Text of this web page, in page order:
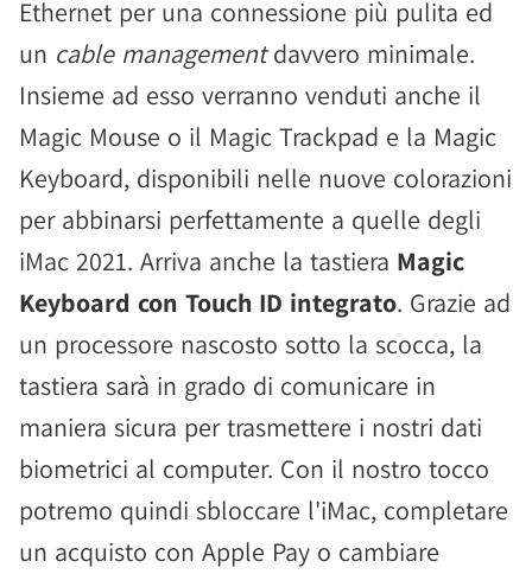
Ethernet per una connessione più pulita ed
un cable managementdavvero minimale.
Insieme ad esso verranno venduti anche il
Magic Mouse o il Magic Trackpad e la Magic
Keyboard, disponibili nelle nuove colorazioni
per abbinarsi perfettamente a quelle degli
iMac 2021. Arriva anche la tastiera Magic
Keyboard con Touch ID integrato. Grazie ad
un processore nascosto sotto la scocca, la
tastiera sarà in grado di comunicare in
maniera sicura per trasmettere i nostri dati
biometrici al computer. Con il nostro tocco
potremo quindi sbloccare l'iMac, completare
un acquisto con Apple Pay o cambiare